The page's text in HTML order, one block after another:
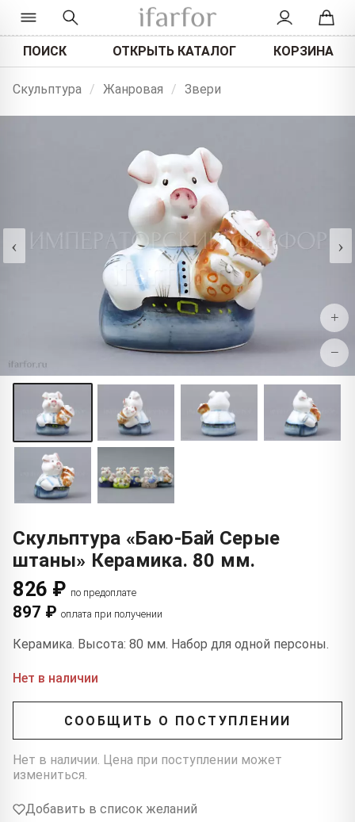
ПОИСК ОТКРЫТЬ КАТАЛОГ КОРЗИНА
Скульптура / Жанровая / Звери
‹ ›
+
−
Скульптура «Баю-Бай Серые
штаны» Керамика. 80 мм.
826 ₽ по предоплате
897 ₽ оплата при получении
Керамика. Высота: 80 мм. Набор для одной персоны.
Нет в наличии
СООБЩИТЬ О ПОСТУПЛЕНИИ
Нет в наличии. Цена при поступлении может
измениться.
Добавить в список желаний